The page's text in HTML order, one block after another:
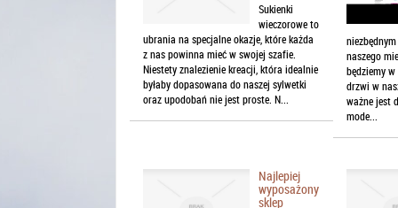
Sukienki
wieczorowe to
ubrania na specjalne okazje, które każda
z nas powinna mieć w swojej szafie.
Niestety znalezienie kreacji, która idealnie
byłaby dopasowana do naszej sylwetki
oraz upodobań nie jest proste. N...
naszego
będziemy
drzwi w
ważne jest
mode...
Najlepiej
wyposażony
sklep